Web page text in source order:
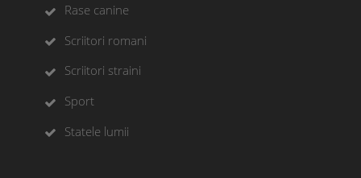
Rase canine
Scriitori romani
Scriitori straini
Sport
Statele lumii